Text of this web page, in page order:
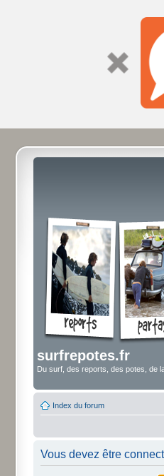
surfrepotes.fr
Du surf, des reports, des potes, de
Index du forum
Vous devez être